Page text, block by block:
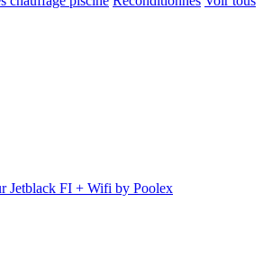
Jetblack FI + Wifi by Poolex